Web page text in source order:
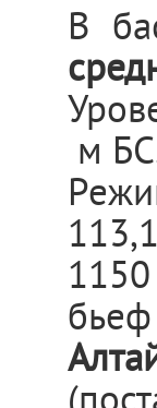
В
м